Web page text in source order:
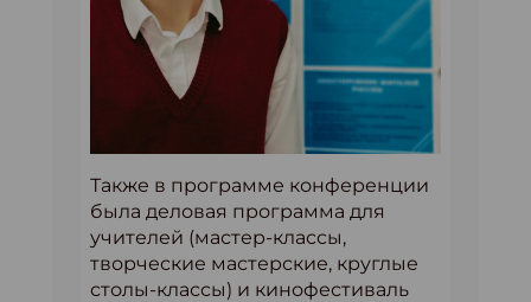
Также в программе конференции
была деловая программа для
учителей (мастер-классы,
творческие мастерские, круглые
столы-классы) и кинофестиваль